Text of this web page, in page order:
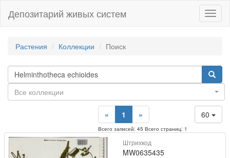
Депозитарий живых систем
Растения Коллекции Поиск
Все коллекции
60
« 1 »
Всего записей: 45 Всего страниц: 1
Штрихкод
MW0635435